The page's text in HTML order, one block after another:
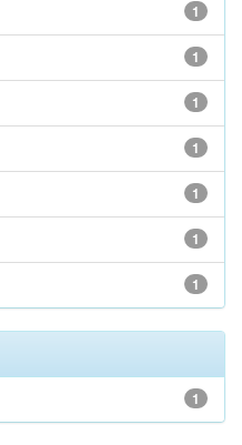
1
1
1
1
1
1
1
1